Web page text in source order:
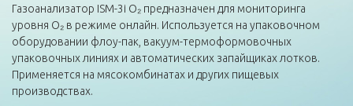
Газоанализатор ISM-3i О₂ предназначен для мониторинга
уровня О₂ в режиме онлайн. Используется на упаковочном
оборудовании флоу-пак, вакуум-термоформовочных
упаковочных линиях и автоматических запайщиках лотков.
Применяется на мясокомбинатах и других пищевых
производствах.